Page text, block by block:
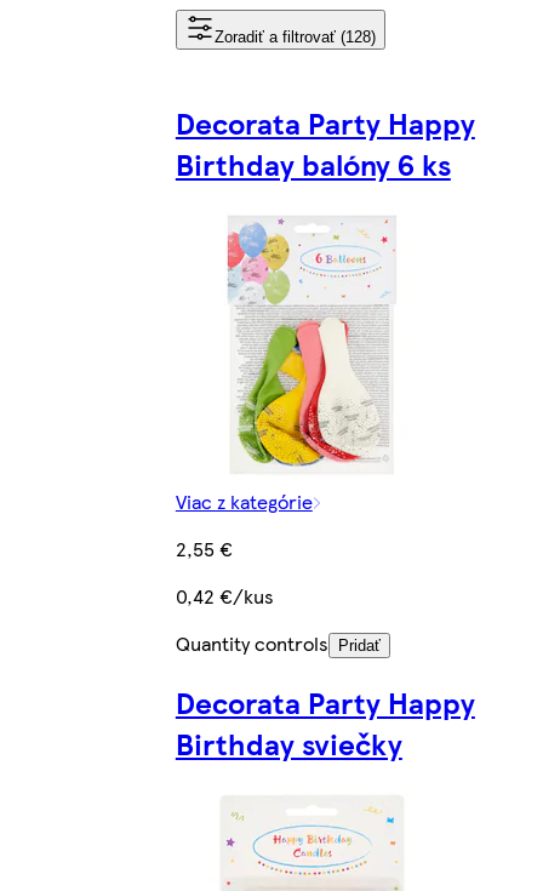
Zoradiť a filtrovať (128)
Decorata Party Happy
Birthday balóny 6 ks
Viac z kategórie
2,55 €
0,42 €/kus
Quantity controls
Pridať
Decorata Party Happy
Birthday sviečky